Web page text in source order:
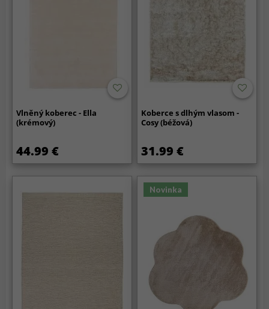
Vlněný koberec - Ella
(krémový)
44.99 €
Koberce s dlhým vlasom -
Cosy (béžová)
31.99 €
Novinka